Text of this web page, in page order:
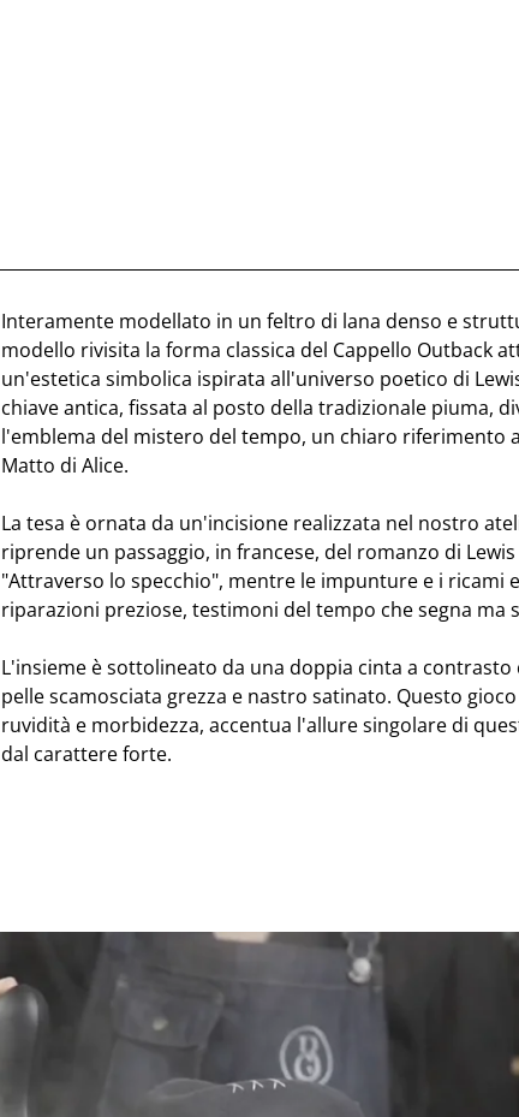
Interamente modellato in un feltro di lana denso e
modello rivisita la forma classica del Cappello Outback
un'estetica simbolica ispirata all'universo poetico di
chiave antica, fissata al posto della tradizionale piuma,
l'emblema del mistero del tempo, un chiaro riferimento
Matto di Alice.
La tesa è ornata da un'incisione realizzata nel nostro
riprende un passaggio, in francese, del romanzo di
"Attraverso lo specchio", mentre le impunture e i ricami
riparazioni preziose, testimoni del tempo che segna ma
L'insieme è sottolineato da una doppia cinta a contrasto
pelle scamosciata grezza e nastro satinato. Questo
ruvidità e morbidezza, accentua l'allure singolare di
dal carattere forte.